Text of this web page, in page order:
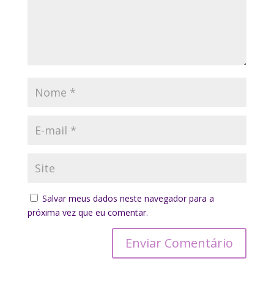
Salvar meus dados neste navegador para a
próxima vez que eu comentar.